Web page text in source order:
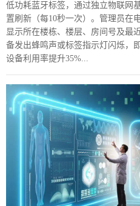
低功耗蓝牙标签，通过独立物联网
置刷新（每10秒一次）。管理员在
显示所在楼栋、楼层、房间号及最
备发出蜂鸣声或标签指示灯闪烁，
设备利用率提升35%...